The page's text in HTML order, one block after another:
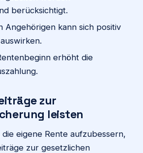
berücksichtigt.
Angehörigen kann sich positiv
erhöht die
zur
leisten
eigene Rente aufzubessern,
zur gesetzlichen